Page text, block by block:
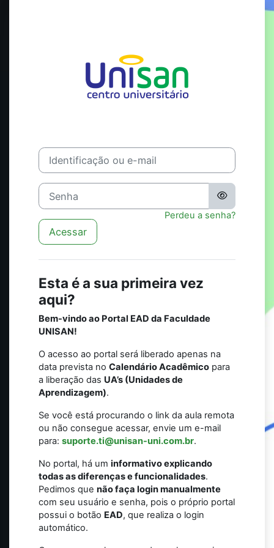
Identificação ou e-mail
Senha
Acessar
Perdeu a senha?
Esta é a sua primeira vez
aqui?
Bem-vindo ao Portal EAD da Faculdade
UNISAN!
O acesso ao portal será liberado apenas na
data prevista no Calendário Acadêmico para
a liberação das UA’s (Unidades de
Aprendizagem).
Se você está procurando o link da aula remota
ou não consegue acessar, envie um e-mail
para: suporte.ti@unisan-uni.com.br.
No portal, há um informativo explicando
todas as diferenças e funcionalidades.
Pedimos que não faça login manualmente
com seu usuário e senha, pois o próprio portal
possui o botão EAD, que realiza o login
automático.